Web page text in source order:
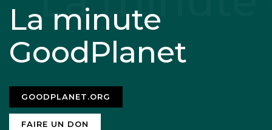
La minute
GoodPlanet
GOODPLANET.ORG
FAIRE UN DON